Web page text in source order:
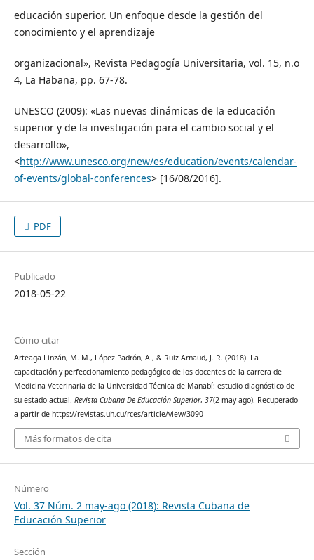
educación superior. Un enfoque desde la gestión del
conocimiento y el aprendizaje
organizacional», Revista Pedagogía Universitaria, vol. 15, n.o
4, La Habana, pp. 67-78.
UNESCO (2009): «Las nuevas dinámicas de la educación
superior y de la investigación para el cambio social y el
desarrollo»,
<http://www.unesco.org/new/es/education/events/calendar-
of-events/global-conferences> [16/08/2016].
PDF
Publicado
2018-05-22
Cómo citar
Arteaga Linzán, M. M., López Padrón, A., & Ruiz Arnaud, J. R. (2018). La
capacitación y perfeccionamiento pedagógico de los docentes de la carrera de
Medicina Veterinaria de la Universidad Técnica de Manabí: estudio diagnóstico de
su estado actual. Revista Cubana De Educación Superior, 37(2 may-ago). Recuperado
a partir de https://revistas.uh.cu/rces/article/view/3090
Más formatos de cita
Número
Vol. 37 Núm. 2 may-ago (2018): Revista Cubana de
Educación Superior
Sección